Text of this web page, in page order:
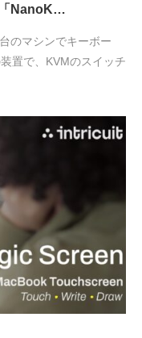
「NanoK…
のマシンでキーボー
置で、KVMのスイッチ